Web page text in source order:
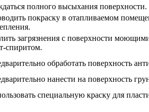
полного высыхания поверхности.
покраску в отапливаемом
загрязнения с поверхности
спиритом.
обработать поверхность
нанести на поверхность
специальную краску для